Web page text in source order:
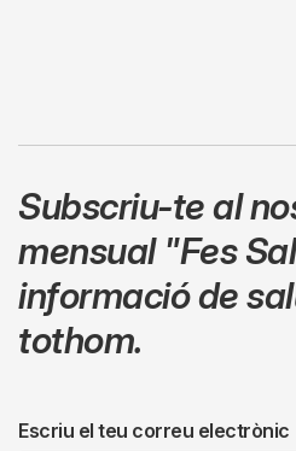
Subscriu-te al
mensual "Fes
informació de
tothom.
Escriu el teu correu electrònic